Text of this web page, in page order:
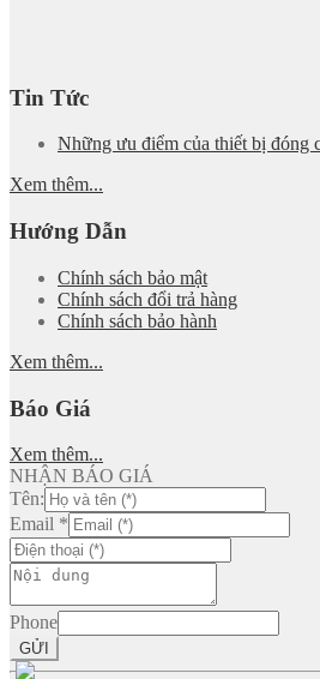
Tin Tức
Những ưu điểm của thiết bị đóng
Xem thêm...
Hướng Dẫn
Chính sách bảo mật
Chính sách đổi trả hàng
Chính sách bảo hành
Xem thêm...
Báo Giá
Xem thêm...
NHẬN BÁO GIÁ
Tên:
Email *
Phone
GỬI